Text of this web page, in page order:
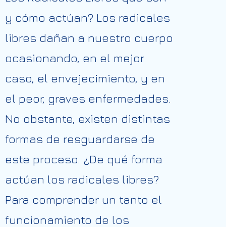
y cómo actúan? Los radicales
libres dañan a nuestro cuerpo
ocasionando, en el mejor
caso, el envejecimiento, y en
el peor, graves enfermedades.
No obstante, existen distintas
formas de resguardarse de
este proceso. ¿De qué forma
actúan los radicales libres?
Para comprender un tanto el
funcionamiento de los